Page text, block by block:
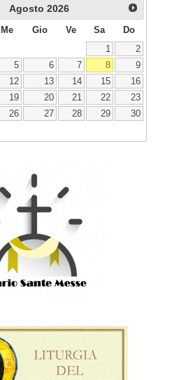
Agosto 2026
Me Gio Ve Sa
Do
1
2
5 6 7 8
9
12 13 14 15
16
19 20 21 22
23
26 27 28 29
30